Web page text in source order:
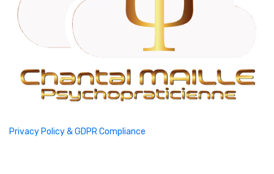
Privacy Policy & GDPR Compliance